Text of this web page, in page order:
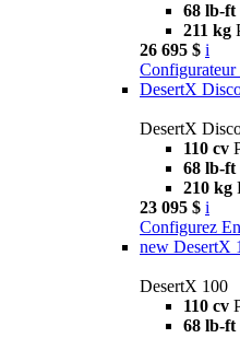
68 lb-ft
211 kg
26 695 $ i
Configurateur
DesertX
DesertX
110 cv
68 lb-ft
210 kg
23 095 $ i
Configurez
new DesertX
DesertX 100
110 cv
68 lb-ft